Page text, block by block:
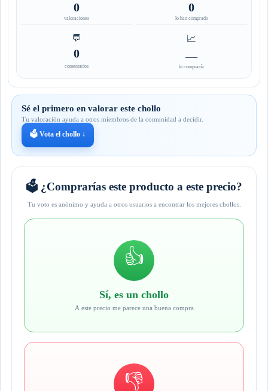
0
valoraciones
0
lo han comprado
💬
0
comentarios
📈
—
lo compraría
Sé el primero en valorar este chollo
Tu valoración ayuda a otros miembros de la comunidad a decidir.
🗳️ Vota el chollo ↓
🗳️ ¿Comprarías este producto a este precio?
Tu voto es anónimo y ayuda a otros usuarios a encontrar los mejores chollos.
👍
Sí, es un chollo
A este precio me parece una buena compra
👎